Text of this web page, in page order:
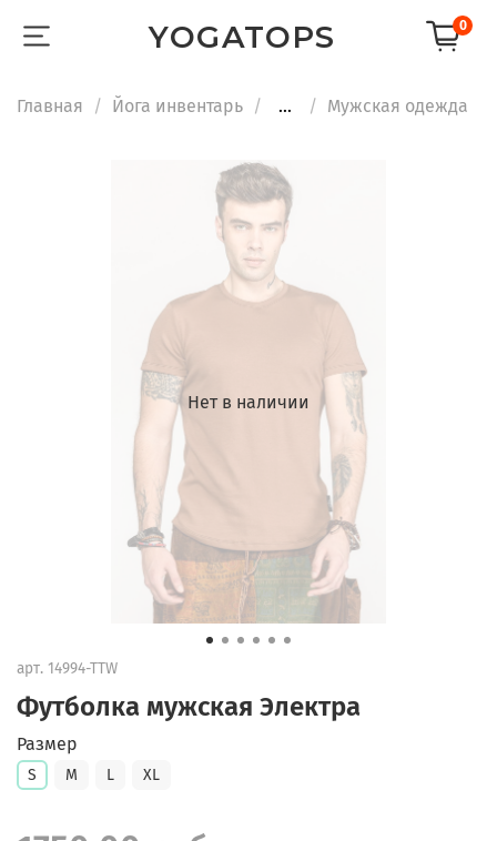
YOGATOPS 0
Главная Йога инвентарь ... Мужская одежда
Нет в наличии
арт. 14994-TTW
Футболка мужская Электра
Размер
S M L XL